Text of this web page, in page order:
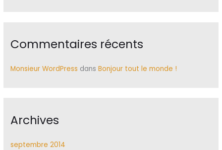
Commentaires récents
Monsieur WordPress dansBonjour tout le monde !
Archives
septembre 2014